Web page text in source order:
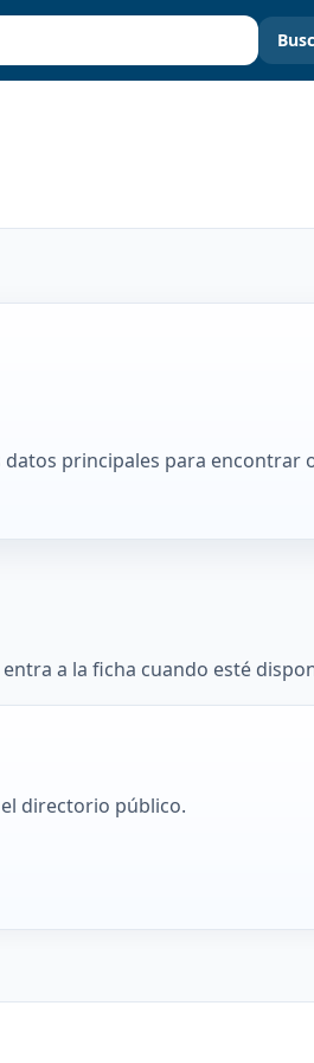
datos principales para encontrar
a la ficha cuando esté
directorio público.